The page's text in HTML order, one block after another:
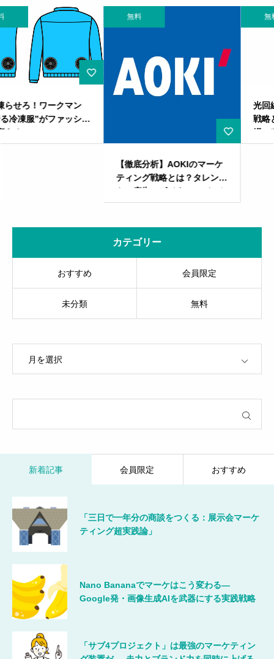
無料
【徹底分析】AOKIのマーケ
ティング戦略とは？タレン
ト・広告・ビジネスモデルか
光回線市場のマーケティング
戦略とは？激化する光回線市
場の突破口とは？成功企業の
戦略から紐解く、2023年の
展望
カテゴリー
おすすめ 会員限定
未分類 無料
新着記事 会員限定 おすすめ
「三日で一年分の商談をつくる：展示会マーケ
ティング超実践論」
Nano Bananaでマーケはこう変わる―
Google発・画像生成AIを武器にする実践戦略
「サブ4プロジェクト」は最強のマーケティン